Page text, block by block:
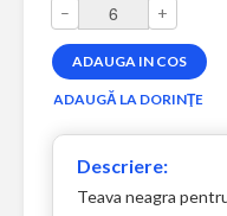
– +
Descriere:
Teava neagra